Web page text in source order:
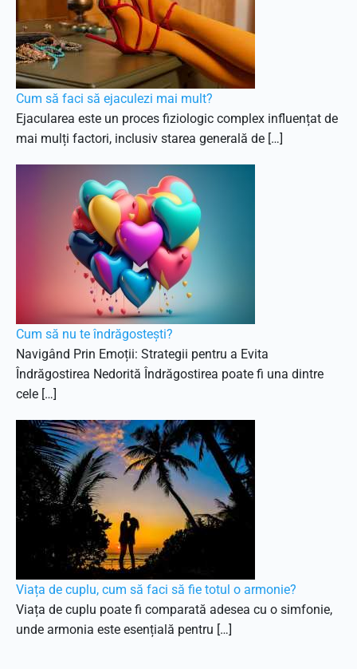
Cum să faci să ejaculezi mai mult?
Ejacularea este un proces fiziologic complex influențat de
mai mulți factori, inclusiv starea generală de […]
Cum să nu te îndrăgostești?
Navigând Prin Emoții: Strategii pentru a Evita
Îndrăgostirea Nedorită Îndrăgostirea poate fi una dintre
cele […]
Viața de cuplu, cum să faci să fie totul o armonie?
Viața de cuplu poate fi comparată adesea cu o simfonie,
unde armonia este esențială pentru […]